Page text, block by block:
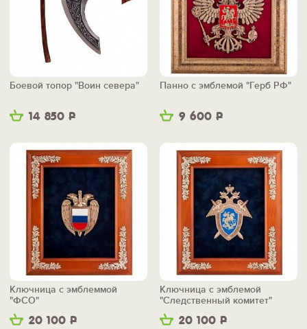
14 850 Р
Боевой топор "Воин севера"
9 600 Р
Панно с эмблемой "Герб РФ"
20 100 Р
Ключница с эмблеммой
"ФСО"
20 100 Р
Ключница с эмблемой
"Следственный комитет"